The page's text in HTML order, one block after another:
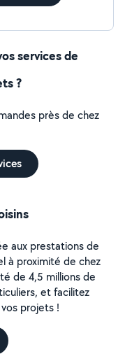
services de
?
près de chez
aux prestations de
à proximité de chez
de 4,5 millions de
et facilitez
projets !